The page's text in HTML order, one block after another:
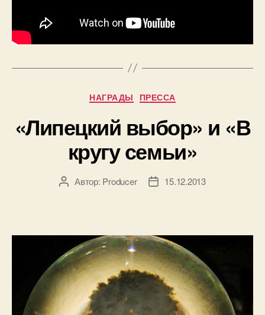
Рубрики
НАГРАДЫ ПРЕССА
«Липецкий выбор» и «В
кругу семьи»
АвторАвтор: Producer
Дата15.12.2013